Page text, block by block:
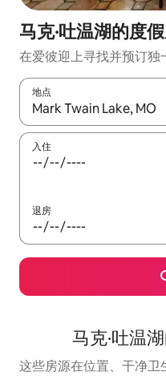
马克·吐温湖的度
在爱彼迎上寻找并预订独
地点
如有搜索结果，请使用上
入住
退房
马克·吐温
这些房源在位置、干净卫